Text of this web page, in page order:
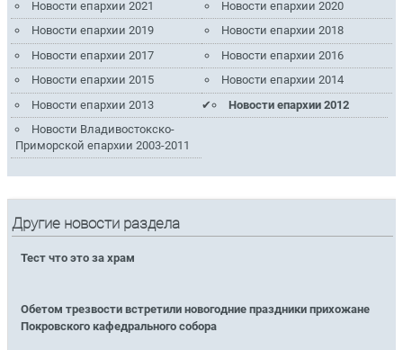
Новости епархии 2021
Новости епархии 2020
Новости епархии 2019
Новости епархии 2018
Новости епархии 2017
Новости епархии 2016
Новости епархии 2015
Новости епархии 2014
Новости епархии 2013
Новости епархии 2012
Новости Владивостокско-
Приморской епархии 2003-2011
Другие новости раздела
Тест что это за храм
Обетом трезвости встретили новогодние праздники прихожане
Покровского кафедрального собора